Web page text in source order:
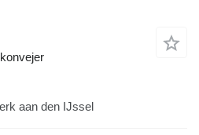
aan den IJssel